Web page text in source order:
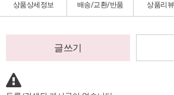
상품상세정보 배송/교환/반품 상품리
글쓰기